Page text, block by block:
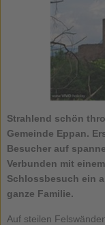
Strahlend schön
Gemeinde Eppan.
Besucher auf
Verbunden mit
Schlossbesuch ein
ganze Familie.
Auf steilen